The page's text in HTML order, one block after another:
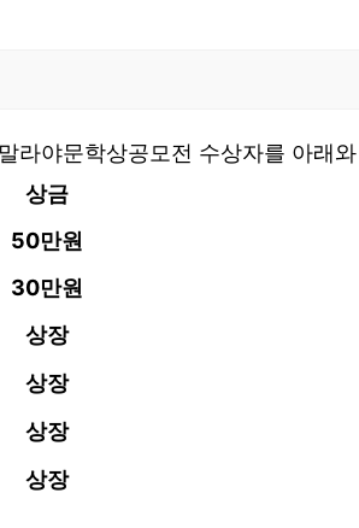
야문학상공모전 수상자를 아래
상금
50만원
30만원
상장
상장
상장
상장